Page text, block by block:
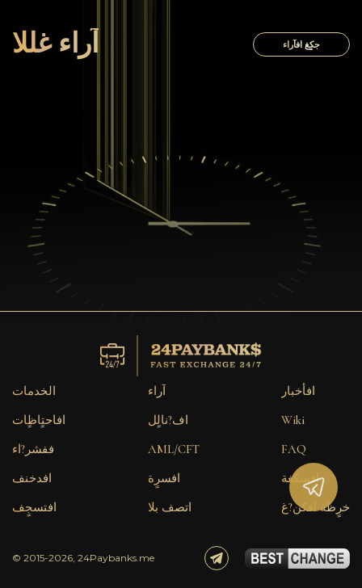
آراء غللا جكٍغ افآراء
الخدمات
افاحتٍاظٍات
ففشر?اء
افدخنف
افتسجٍف
آراء
اف?نالٍل
AML/CFT
افسرٍة
اتصف بلا
افأخبار
Wiki
FAQ
افسكغة
خرٍظة افكن?غ
© 2015-2026, 24Paybanks.me